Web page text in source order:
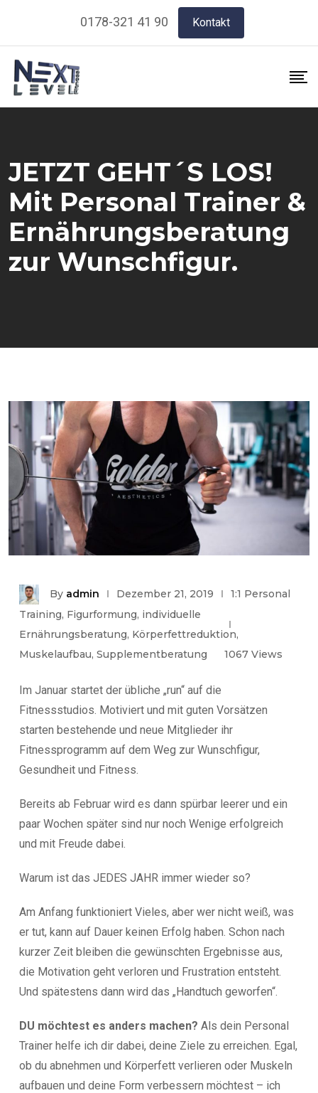
content
0178-321 41 90 Kontakt
JETZT GEHT´S LOS!
Mit Personal Trainer &
Ernährungsberatung
zur Wunschfigur.
By admin Dezember 21, 2019
1:1 Personal
Training, Figurformung, individuelle
Ernährungsberatung, Körperfettreduktion,
Muskelaufbau, Supplementberatung 1067 Views
Im Januar startet der übliche „run“ auf die
Fitnessstudios. Motiviert und mit guten Vorsätzen
starten bestehende und neue Mitglieder ihr
Fitnessprogramm auf dem Weg zur Wunschfigur,
Gesundheit und Fitness.
Bereits ab Februar wird es dann spürbar leerer und ein
paar Wochen später sind nur noch Wenige erfolgreich
und mit Freude dabei.
Warum ist das JEDES JAHR immer wieder so?
Am Anfang funktioniert Vieles, aber wer nicht weiß, was
er tut, kann auf Dauer keinen Erfolg haben. Schon nach
kurzer Zeit bleiben die gewünschten Ergebnisse aus,
die Motivation geht verloren und Frustration entsteht.
Und spätestens dann wird das „Handtuch geworfen“.
DU möchtest es anders machen? Als dein Personal
Trainer helfe ich dir dabei, deine Ziele zu erreichen. Egal,
ob du abnehmen und Körperfett verlieren oder Muskeln
aufbauen und deine Form verbessern möchtest – ich